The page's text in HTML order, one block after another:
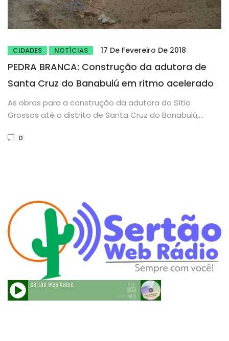
CIDADES NOTÍCIAS 17 De Fevereiro De 2018
PEDRA BRANCA: Construção da adutora de
Santa Cruz do Banabuiú em ritmo acelerado
As obras para a construção da adutora do Sítio
Grossos até o distrito de Santa Cruz do Banabuiú,
0